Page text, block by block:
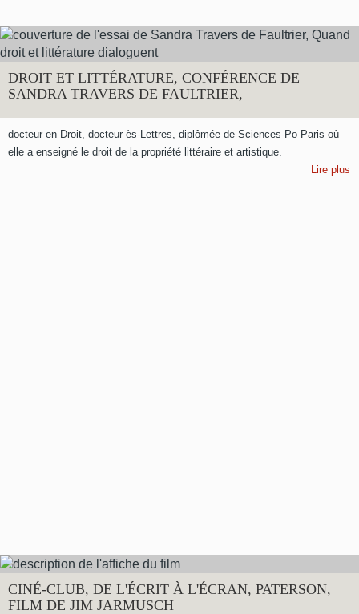
DROIT ET LITTÉRATURE, CONFÉRENCE DE
SANDRA TRAVERS DE FAULTRIER,
docteur en Droit, docteur ès-Lettres, diplômée de Sciences-Po Paris où
elle a enseigné le droit de la propriété littéraire et artistique.
Lire plus
CINÉ-CLUB, DE L'ÉCRIT À L'ÉCRAN, PATERSON,
FILM DE JIM JARMUSCH